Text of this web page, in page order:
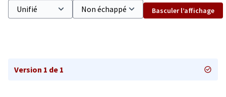
Basculer l’affichage
Version 1 de 1